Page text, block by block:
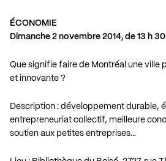
ÉCONOMIE
Dimanche 2 novembre 2014, de 13 h 30
Que signifie faire de Montréal une ville
et innovante ?
Description : développement durable,
entrepreneuriat collectif, meilleure
soutien aux petites entreprises…